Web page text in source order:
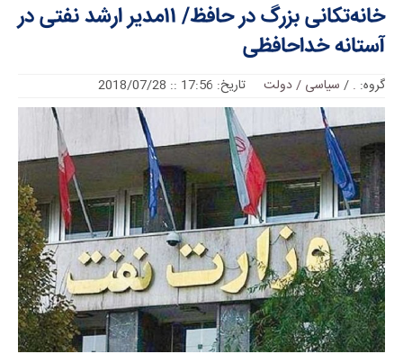
خانه‌تکانی بزرگ در حافظ/ ۱۱مدیر ارشد نفتی در
آستانه خداحافظی
گروه: .
/ سیاسی / دولت تاریخ: 17:56 :: 2018/07/28